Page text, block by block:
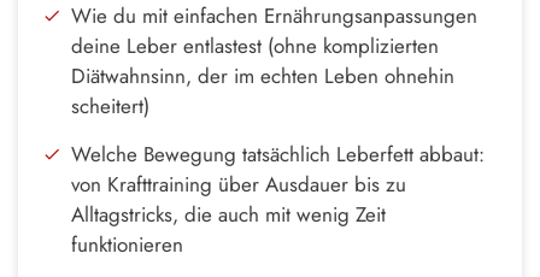
Wie du mit einfachen Ernährungsanpassungen
deine Leber entlastest (ohne komplizierten
Diätwahnsinn, der im echten Leben ohnehin
scheitert)
Welche Bewegung tatsächlich Leberfett abbaut:
von Krafttraining über Ausdauer bis zu
Alltagstricks, die auch mit wenig Zeit
funktionieren